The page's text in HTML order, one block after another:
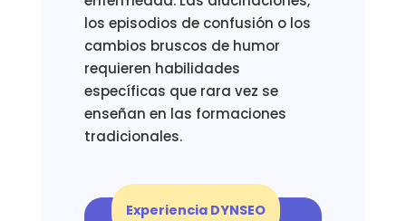
los episodios de confusión o los
cambios bruscos de humor
requieren habilidades
específicas que rara vez se
enseñan en las formaciones
tradicionales.
Experiencia DYNSEO